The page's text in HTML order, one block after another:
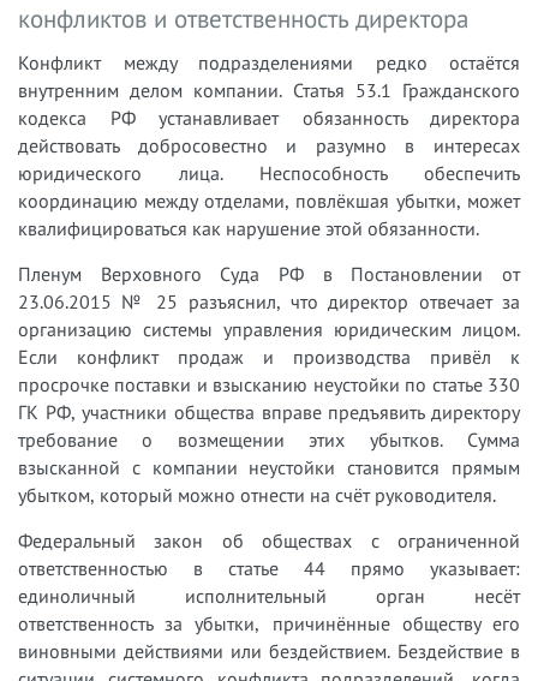
конфликтов и ответственность директора
Конфликт между подразделениями редко остаётся
внутренним делом компании. Статья 53.1 Гражданского
кодекса РФ устанавливает обязанность директора
действовать добросовестно и разумно в интересах
юридического лица. Неспособность обеспечить
координацию между отделами, повлёкшая убытки, может
квалифицироваться как нарушение этой обязанности.
Пленум Верховного Суда РФ в Постановлении от
23.06.2015 № 25 разъяснил, что директор отвечает за
организацию системы управления юридическим лицом.
Если конфликт продаж и производства привёл к
просрочке поставки и взысканию неустойки по статье 330
ГК РФ, участники общества вправе предъявить директору
требование о возмещении этих убытков. Сумма
взысканной с компании неустойки становится прямым
убытком, который можно отнести на счёт руководителя.
Федеральный закон об обществах с ограниченной
ответственностью в статье 44 прямо указывает:
единоличный исполнительный орган несёт
ответственность за убытки, причинённые обществу его
виновными действиями или бездействием. Бездействие в